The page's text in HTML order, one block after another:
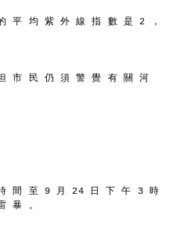
平 均 紫 外 線 指 數 是 2 ，
市 民 仍 須 警 覺 有 關 河
間 至 9 月 24 日 下 午 3 時
暴 。